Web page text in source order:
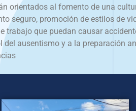
orientados al fomento de una
seguro, promoción de estilos de
trabajo que puedan causar
ausentismo y a la preparación